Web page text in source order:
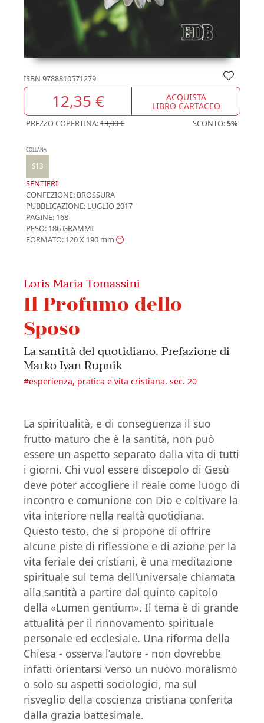
ISBN 9788810571279
12,35 € ACQUISTA
LIBRO CARTACEO
PREZZO COPERTINA:13,00 € SCONTO:5%
COLLANA
S13
SENTIERI
CONFEZIONE: BROSSURA
PUBBLICAZIONE: LUGLIO 2017
PAGINE: 168
PESO: 186 GRAMMI
FORMATO: 120 X 190 mm
Loris Maria Tomassini
Il Profumo dello
Sposo
La santità del quotidiano. Prefazione di
Marko Ivan Rupnik
#esperienza, pratica e vita cristiana. sec. 20
La spiritualità, e di conseguenza il suo
frutto maturo che è la santità, non può
essere un aspetto separato dalla vita di tutti
i giorni. Chi vuol essere discepolo di Gesù
deve poter accogliere il reale come luogo di
incontro e comunione con Dio e coltivare la
vita interiore nella realtà quotidiana.
Questo testo, che si propone di offrire
alcune piste di riflessione e di azione per la
vita feriale dei cristiani, è una meditazione
spirituale sul tema dell’universale chiamata
alla santità a partire dal quinto capitolo
della «Lumen gentium». Il tema è di grande
attualità per il rinnovamento spirituale
personale ed ecclesiale. Una riforma della
Chiesa - osserva l’autore - non dovrebbe
infatti orientarsi verso un nuovo moralismo
o solo su aspetti sociologici, ma sul
risveglio della coscienza cristiana conferita
dalla grazia battesimale.